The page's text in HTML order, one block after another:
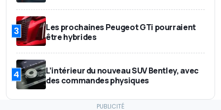
3
Les prochaines Peugeot GTi pourraient
être hybrides
4
L’intérieur du nouveau SUV Bentley, avec
des commandes physiques